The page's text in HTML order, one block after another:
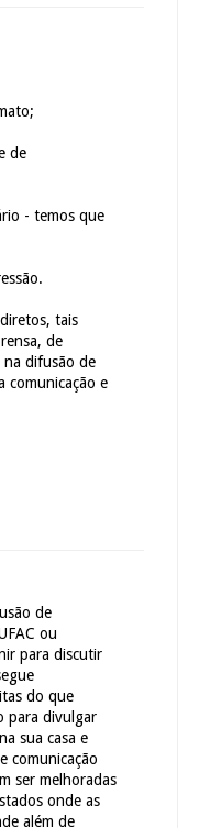
de
- temos que
tais
de
na difusão de
comunicação e
de
ou
para discutir
do que
para divulgar
sua casa e
comunicação
ser melhoradas
onde as
além de